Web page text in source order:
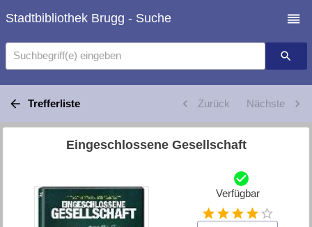
Stadtbibliothek Brugg - Suche
Suchbegriff(e) eingeben
Trefferliste Zurück Nächste
Eingeschlossene Gesellschaft
Verfügbar